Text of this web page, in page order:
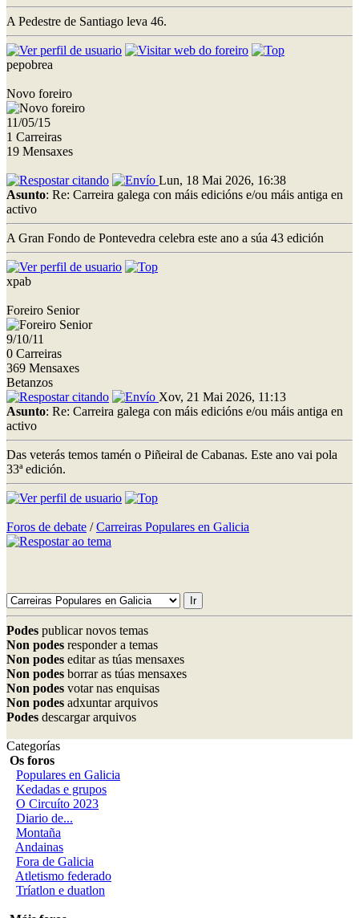
A Pedestre de Santiago leva 46.
pepobrea
Novo foreiro
11/05/15
1 Carreiras
19 Mensaxes
Lun, 18 Mai 2026, 16:38
Asunto: Re: Carreira galega con máis edicións e/ou máis antiga en
activo
A Gran Fondo de Pontevedra celebra este ano a súa 43 edición
xpab
Foreiro Senior
9/10/11
0 Carreiras
369 Mensaxes
Betanzos
Xov, 21 Mai 2026, 11:13
Asunto: Re: Carreira galega con máis edicións e/ou máis antiga en
activo
Das veterás temos tamén o Piñeiral de Cabanas. Este ano vai pola
33ª edición.
Foros de debate /Carreiras Populares en Galicia
Podes publicar novos temas
Non podes responder a temas
Non podes editar as túas mensaxes
Non podes borrar as túas mensaxes
Non podes votar nas enquisas
Non podes adxuntar arquivos
Podes descargar arquivos
Categorías
Os foros
Populares en Galicia
Kedadas e grupos
O Circuíto 2023
Diario de...
Montaña
Andainas
Fora de Galicia
Atletismo federado
Tríatlon e duatlon